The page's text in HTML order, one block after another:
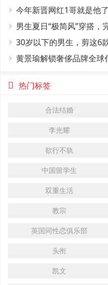
今年新晋网红1哥就是他
男生夏日“极简风”穿搭，
30岁以下的男生，剪这6
黄景瑜解锁奢侈品牌全
热门标签
合法结婚
李光耀
欲行不轨
中国留学生
双重生活
教宗
英国同性恋俱乐部
头衔
凯文